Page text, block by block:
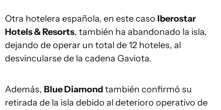
Otra hotelera española, en este caso Iberostar
Hotels & Resorts, también ha abandonado la isla,
dejando de operar un total de 12 hoteles, al
desvincularse de la cadena Gaviota.
Además, Blue Diamondtambién confirmó su
retirada de la isla debido al deterioro operativo de